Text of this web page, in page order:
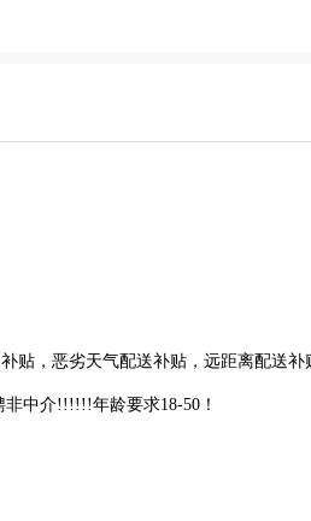
贴，恶劣天气配送补贴，远距离配送
中介!!!!!!年龄要求18-50！